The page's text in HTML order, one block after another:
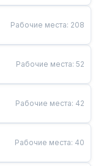
Рабочие места: 208
Рабочие места: 52
Рабочие места: 42
Рабочие места: 40